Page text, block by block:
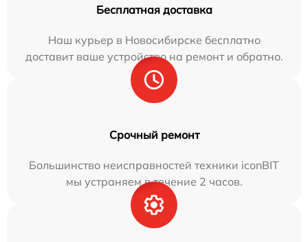
Бесплатная доставка
Наш курьер в Новосибирске бесплатно
доставит ваше устройство на ремонт и обратно.
Срочный ремонт
Большинство неисправностей техники iconBIT
мы устраняем в течение 2 часов.